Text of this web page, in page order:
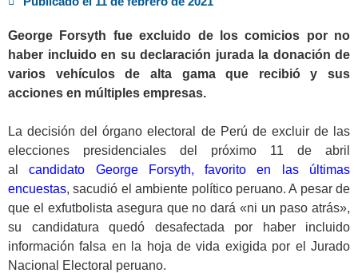
George Forsyth fue excluido de los comicios por no
haber incluido en su declaración jurada la donación de
varios vehículos de alta gama que recibió y sus
acciones en múltiples empresas.
La decisión del órgano electoral de Perú de excluir de las
elecciones presidenciales del próximo 11 de abril
alcandidato George Forsyth, favorito en las últimas
encuestas, sacudió el ambiente político peruano. A pesar de
que el exfutbolista asegura que no dará «ni un paso atrás»,
su candidatura quedó desafectada por haber incluido
información falsa en la hoja de vida exigida por el Jurado
Nacional Electoral peruano.